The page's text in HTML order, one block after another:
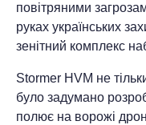
повітряними
руках українських
зенітний комплекс
Stormer HVM не
було задумано
полює на ворожі